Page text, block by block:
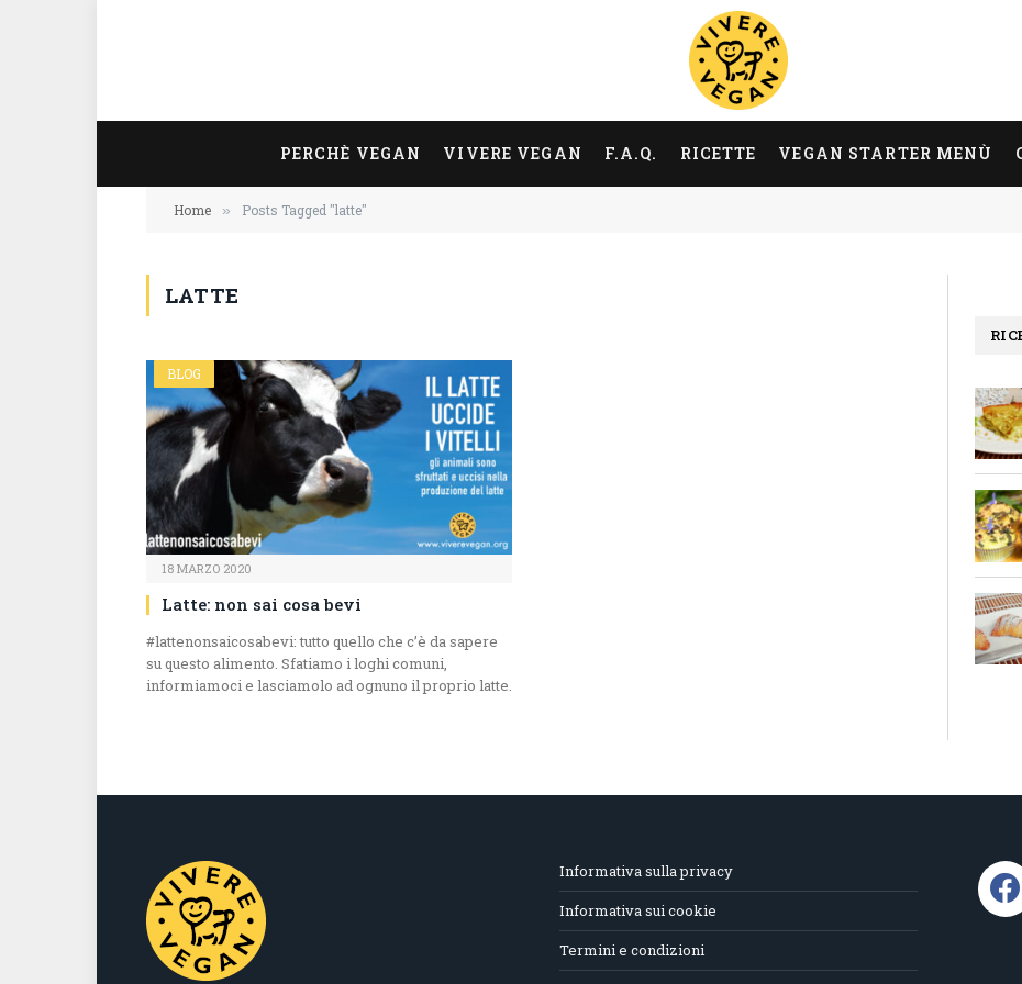
PERCHÈ VEGAN VIVERE VEGAN F.A.Q. RICETTE VEGAN STARTER MENÙ
Home » Posts Tagged "latte"
LATTE
BLOG
18 MARZO 2020
Latte: non sai cosa bevi
#lattenonsaicosabevi: tutto quello che c’è da sapere
su questo alimento. Sfatiamo i loghi comuni,
informiamoci e lasciamolo ad ognuno il proprio latte.
Informativa sulla privacy
Informativa sui cookie
Termini e condizioni